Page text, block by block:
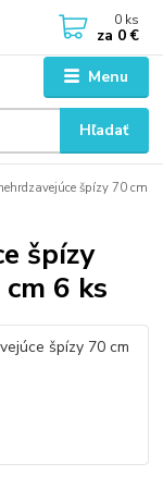
Menu
Hľadať
0 ks
za 0 €
špízy 70 cm
špízy
6 ks